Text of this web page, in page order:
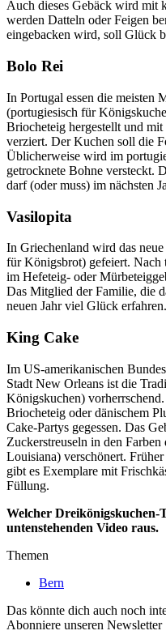
Auch dieses Gebäck wird mit
werden Datteln oder Feigen
eingebacken wird, soll Glück
Bolo Rei
In Portugal essen die meisten
(portugiesisch für
Briocheteig hergestellt und
verziert. Der Kuchen soll die
Üblicherweise wird im
getrocknete Bohne versteckt.
darf (oder muss) im nächsten
Vasilopita
In Griechenland wird das
für Königsbrot) gefeiert.
im Hefeteig- oder
Das Mitglied der Familie, die
neuen Jahr viel Glück erfahren.
King Cake
Im US-amerikanischen
Stadt New Orleans ist die
Königskuchen)
Briocheteig oder dänischem
Cake-Partys gegessen. Das
Zuckerstreuseln in den
Louisiana) verschönert.
gibt es Exemplare mit
Füllung.
Welcher Dreikönigskuchen-
untenstehenden Video raus.
Themen
Bern
Das könnte dich auch noch
Abonniere unseren Newsletter